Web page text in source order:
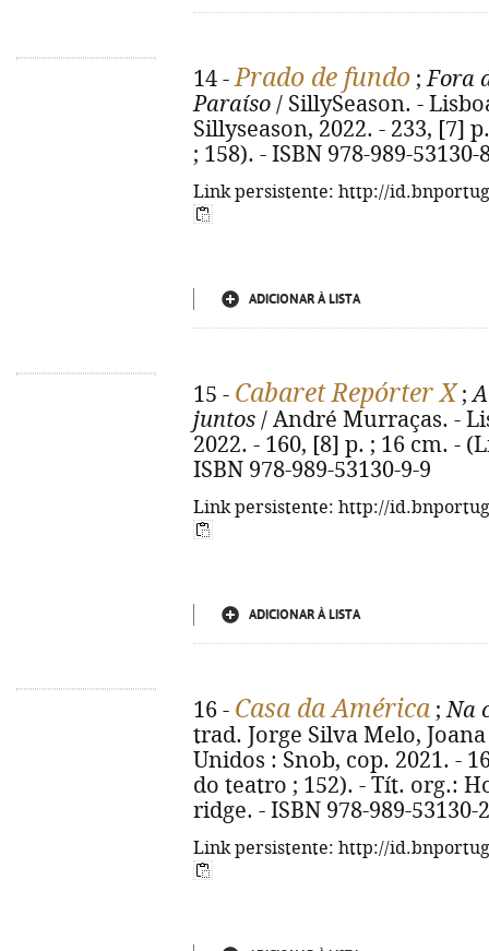
14 -Prado de fundo ;Fora
Paraíso / SillySeason. -
Sillyseason, 2022. - 233, [7]
; 158). - ISBN 978-989-53130-
Link persistente: http://
ADICIONAR À LISTA
15 - Cabaret Repórter X ;
juntos / André Murraças. -
2022. - 160, [8] p. ; 16 cm. -
ISBN 978-989-53130-9-9
Link persistente: http://
ADICIONAR À LISTA
16 - Casa da América ;Na
trad. Jorge Silva Melo,
Unidos : Snob, cop. 2021. -
do teatro ; 152). - Tít. org.:
ridge. - ISBN 978-989-53130-
Link persistente: http://